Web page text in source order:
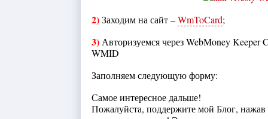
2)Заходим на сайт –WmToCard;
3)Авторизуемся через WebMoney
WMID
Заполняем следующую форму:
Самое интересное дальше!
Пожалуйста, поддержите мой Блог,